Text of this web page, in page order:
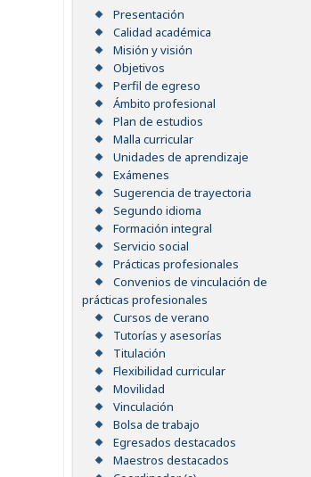
Presentación
Calidad académica
Misión y visión
Objetivos
Perfil de egreso
Ámbito profesional
Plan de estudios
Malla curricular
Unidades de aprendizaje
Exámenes
Sugerencia de trayectoria
Segundo idioma
Formación integral
Servicio social
Prácticas profesionales
Convenios de vinculación de
prácticas profesionales
Cursos de verano
Tutorías y asesorías
Titulación
Flexibilidad curricular
Movilidad
Vinculación
Bolsa de trabajo
Egresados destacados
Maestros destacados